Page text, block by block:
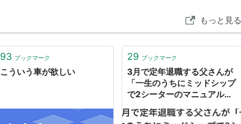
もっと見る
93 ブックマーク
こういう車が欲しい
29 ブックマーク
3月で定年退職する父さんが
「一生のうちにミッドシップ
で2シーターのマニュアル車
その夢を叶えてあげようと思